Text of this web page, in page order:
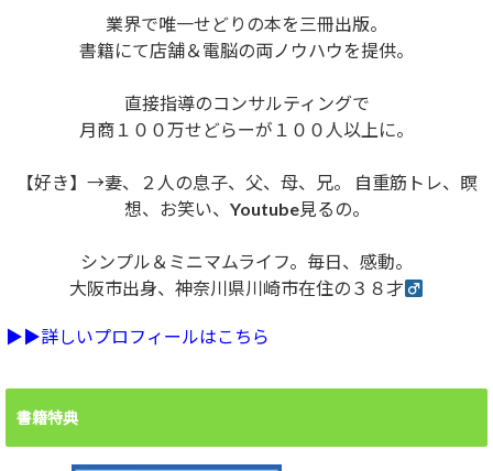
業界で唯一せどりの本を三冊出版。
書籍にて店舗＆電脳の両ノウハウを提供。
直接指導のコンサルティングで
月商１００万せどらーが１００人以上に。
【好き】→妻、２人の息子、父、母、兄。 自重筋トレ、瞑
想、お笑い、Youtube見るの。
シンプル＆ミニマムライフ。毎日、感動。
大阪市出身、神奈川県川崎市在住の３８才
▶︎▶︎詳しいプロフィールはこちら
書籍特典